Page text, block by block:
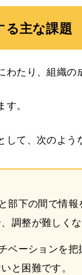
る主な課題
たり、組織の
。
て、次のよう
部下の間で情
調整が難しくな
ベーションを
と困難です。